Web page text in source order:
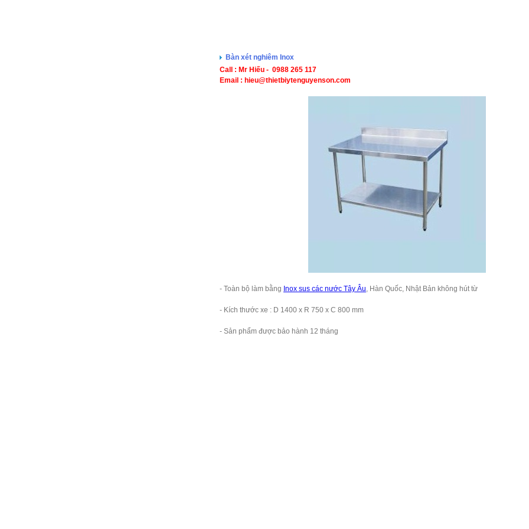
Bàn xét nghiêm Inox
Call : Mr Hiếu - 0988 265 117
Email : hieu@thietbiytenguyenson.com
- Toàn bộ làm bằng Inox sus các nước Tây Âu, Hàn Quốc, Nhật Bản không hút từ
- Kích thước xe : D 1400 x R 750 x C 800 mm
- Sản phẩm được bảo hành 12 tháng